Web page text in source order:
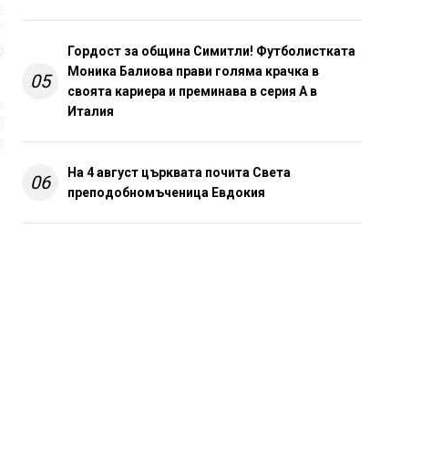
05
Гордост за община Симитли! Футболистката
Моника Балиова прави голяма крачка в
своята кариера и преминава в серия А в
Италия
06
На 4 август църквата почита Света
преподобномъченица Евдокия